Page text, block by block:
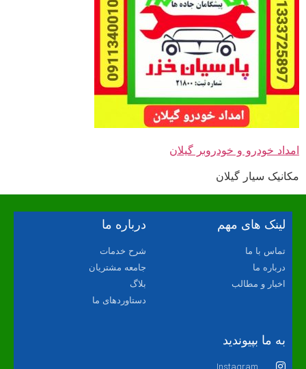
امداد خودرو و خودروبر گیلان
مکانیک سیار گیلان
لینک های مهم
تماس با ما
درباره ما
اخبار و مطالب
درباره ما
شرح خدمات
جامعه مشتریان
بلاگ
دستاوردهای ما
به ما بپیوندید
Instagram